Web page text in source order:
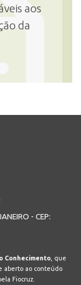
aos
da
- CEP:
Conhecimento, que
aberto ao conteúdo
Fiocruz.